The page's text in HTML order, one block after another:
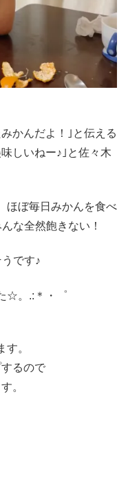
かんだよ！｣と伝える
しいねー♪｣と佐々木
ほぼ毎日みかんを食べ
な全然飽きない！
です♪
☆。.:＊・゜
。
るので
。